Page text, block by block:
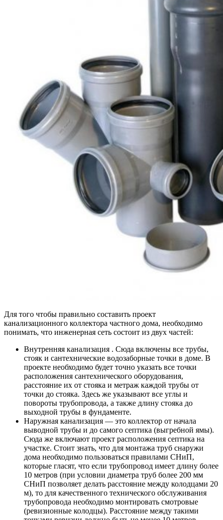
Для того чтобы правильно составить проект
канализационного коллектора частного дома, необходимо
понимать, что инженерная сеть состоит из двух частей:
Внутренняя канализация . Сюда включены все трубы,
стояк и сантехнические водозаборные точки в доме. В
проекте необходимо будет точно указать все точки
расположения сантехнического оборудования,
расстояние их от стояка и метраж каждой трубы от
точки до стояка. Здесь же указывают все углы и
повороты трубопровода, а также длину стояка до
выходной трубы в фундаменте.
Наружная канализация — это коллектор от начала
выводной трубы и до самого септика (выгребной ямы).
Сюда же включают проект расположения септика на
участке. Стоит знать, что для монтажа труб снаружи
дома необходимо пользоваться правилами СНиП,
которые гласят, что если трубопровод имеет длину более
10 метров (при условии диаметра труб более 200 мм
СНиП позволяет делать расстояние между колодцами 20
м), то для качественного технического обслуживания
трубопровода необходимо монтировать смотровые
(ревизионные колодцы). Расстояние между такими